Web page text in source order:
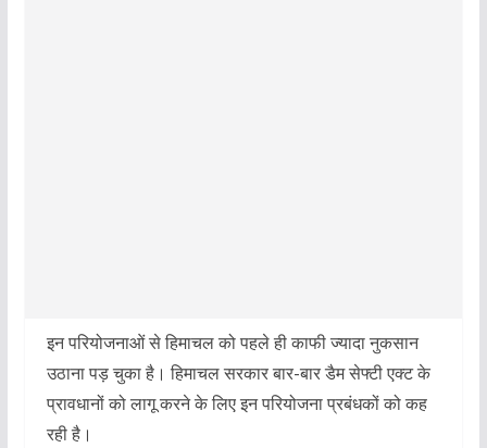
इन परियोजनाओं से हिमाचल को पहले ही काफी ज्यादा नुकसान
उठाना पड़ चुका है। हिमाचल सरकार बार-बार डैम सेफ्टी एक्ट के
प्रावधानों को लागू करने के लिए इन परियोजना प्रबंधकों को कह
रही है।